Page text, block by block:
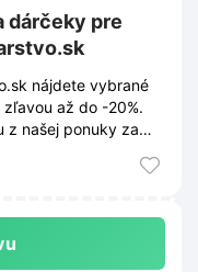
dárčeky pre
nájdete vybrané
až do -20%.
z našej ponuky za